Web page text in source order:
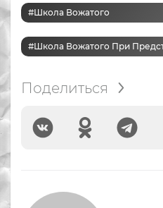
#Школа Вожатого
#Школа Вожатого При
Поделиться